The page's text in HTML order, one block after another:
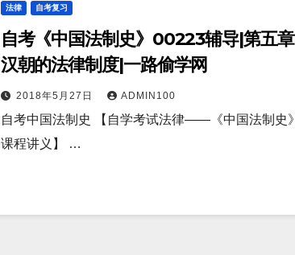
法律 自考复习
自考《中国法制史》00223辅导|第五章
汉朝的法律制度|一路偷学网
2018年5月27日 ADMIN100
自考中国法制史 【自学考试法律——《中国法制史》
课程讲义】 …